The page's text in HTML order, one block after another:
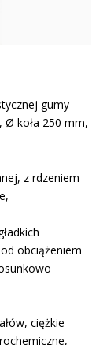
gumy
Ø koła 250 mm,
z rdzeniem
obciążeniem
ciężkie